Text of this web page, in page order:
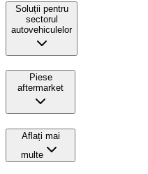
Soluții pentru
sectorul
autovehiculelor
Piese
aftermarket
Aflați mai
multe